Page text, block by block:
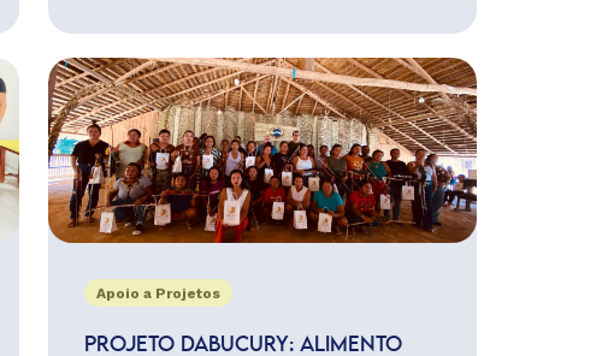
Apoio a Projetos
PROJETO DABUCURY: ALIMENTO